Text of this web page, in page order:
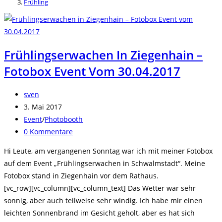
Frühling
Frühlingserwachen In Ziegenhain –
Fotobox Event Vom 30.04.2017
Beitrags-
Autor:
sven
Beitrag
veröffentlicht:
3. Mai 2017
Beitrags-
Kategorie:
Event/Photobooth
Beitrags-
0 Kommentare
Hi Leute, am vergangenen Sonntag war ich mit meiner Fotobox
auf dem Event „Frühlingserwachen in Schwalmstadt“. Meine
Fotobox stand in Ziegenhain vor dem Rathaus.
[vc_row][vc_column][vc_column_text] Das Wetter war sehr
sonnig, aber auch teilweise sehr windig. Ich habe mir einen
leichten Sonnenbrand im Gesicht geholt, aber es hat sich